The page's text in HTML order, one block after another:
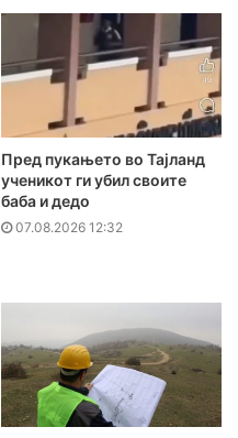
Пред пукањето во Тајланд
ученикот ги убил своите
баба и дедо
07.08.2026 12:32